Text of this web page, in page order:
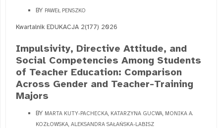
BY PAWEŁ PENSZKO
Kwartalnik EDUKACJA 2(177) 2026
Impulsivity, Directive Attitude, and
Social Competencies Among Students
of Teacher Education: Comparison
Across Gender and Teacher-Training
Majors
BY MARTA KUTY-PACHECKA, KATARZYNA GUCWA, MONIKA A.
KOZŁOWSKA, ALEKSANDRA SAŁAŃSKA-LABISZ